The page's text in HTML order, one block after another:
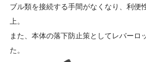
ブル類を接続する手間がなくなり、利便
上。
また、本体の落下防止策としてレバーロ
た。